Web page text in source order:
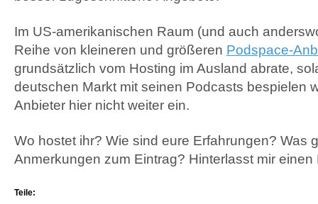
Im US-amerikanischen Raum (und auch
Reihe von kleineren und größeren Podspace-
grundsätzlich vom Hosting im Ausland abrate,
deutschen Markt mit seinen Podcasts bespielen
Anbieter hier nicht weiter ein.
Wo hostet ihr? Wie sind eure Erfahrungen? Was
Anmerkungen zum Eintrag? Hinterlasst mir einen
Teile: